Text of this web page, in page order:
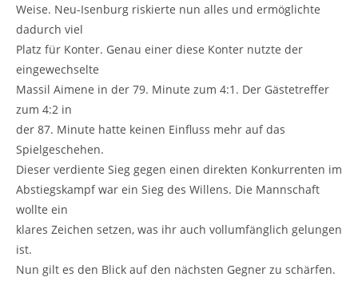
Weise. Neu-Isenburg riskierte nun alles und ermöglichte
dadurch viel
Platz für Konter. Genau einer diese Konter nutzte der
eingewechselte
Massil Aimene in der 79. Minute zum 4:1. Der Gästetreffer
zum 4:2 in
der 87. Minute hatte keinen Einfluss mehr auf das
Spielgeschehen.
Dieser verdiente Sieg gegen einen direkten Konkurrenten im
Abstiegskampf war ein Sieg des Willens. Die Mannschaft
wollte ein
klares Zeichen setzen, was ihr auch vollumfänglich gelungen
ist.
Nun gilt es den Blick auf den nächsten Gegner zu schärfen.